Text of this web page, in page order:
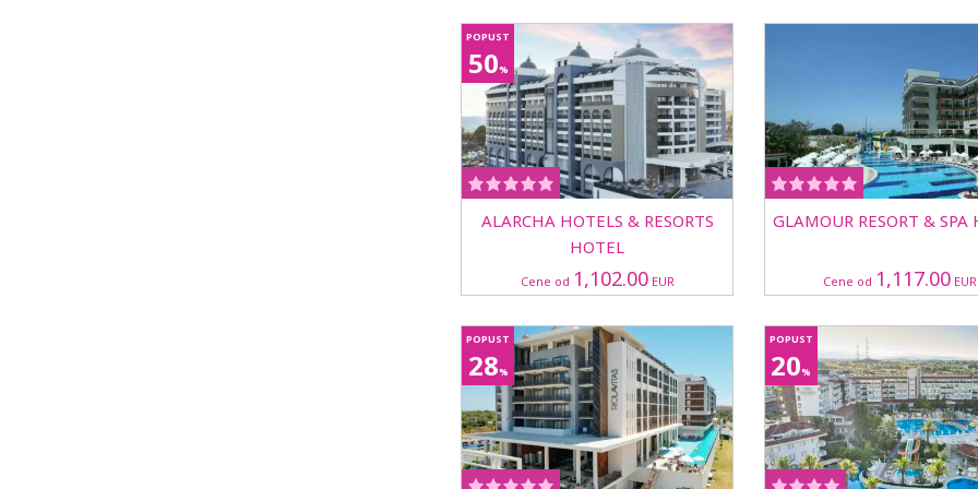
POPUST
50%
ALARCHA HOTELS & RESORTS
HOTEL
Cene od 1,102.00EUR
GLAMOUR RESORT & SPA
Cene od 1,117.00 EUR
POPUST
28%
POPUST
20%